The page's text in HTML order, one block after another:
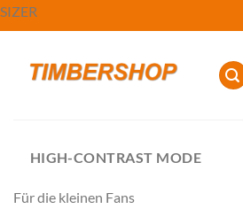
Zum
Inhalt
HIGH-CONTRAST MODE
Für die kleinen Fans
SIZER